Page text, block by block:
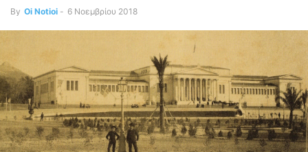
By Oi Notioi - 6 Νοεμβρίου 2018